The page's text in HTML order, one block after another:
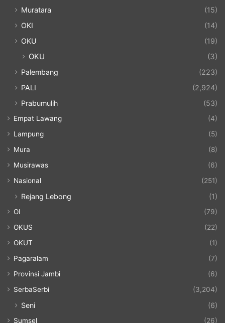
Muratara
(15)
OKI
(14)
OKU
(19)
OKU (3)
Palembang
(223)
PALI
(2,924)
Prabumulih
(53)
Empat Lawang
(4)
Lampung
(5)
Mura
(8)
Musirawas
(6)
Nasional
(251)
Rejang Lebong (1)
OI
(79)
OKUS
(22)
OKUT
(1)
Pagaralam
(7)
Provinsi Jambi
(6)
SerbaSerbi
(3,204)
Seni (6)
Sumsel (26)